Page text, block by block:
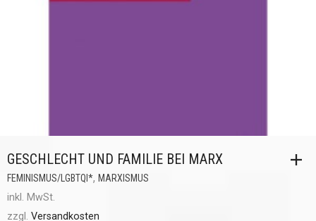
GESCHLECHT UND FAMILIE BEI MARX
FEMINISMUS/LGBTQI*, MARXISMUS
inkl. MwSt.
zzgl. Versandkosten